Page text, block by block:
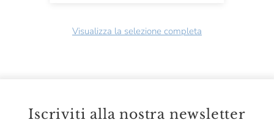
Visualizza la selezione completa
Iscriviti alla nostra newsletter